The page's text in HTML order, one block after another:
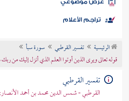
الكتب
موضوعي
تراجم الأعلام
الرئيسية تفسير القرطبي
سورة سبأ
قوله تعالى ويرى الذين أوتوا العلم الذي أنزل إليك من
تفسير القرطبي
القرطبي - شمس الدين محمد بن أحمد